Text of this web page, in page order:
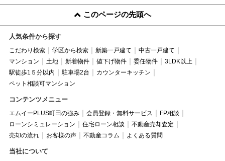
このページの先頭へ
人気条件から探す
こだわり検索 学区から検索 新築一戸建て
中古一戸建て
マンション
土地 新着物件 値下げ物件 委任物件
3LDK以上
駅徒歩1５分以内
駐車場2台
カウンターキッチン
ペット相談可マンション
コンテンツメニュー
エムイーPLUS町田の強み 会員登録・無料サービス
FP相談
ローンシミュレーション
住宅ローン相談
不動産売却査定
売却の流れ
お客様の声 不動産コラム よくある質問
当社について